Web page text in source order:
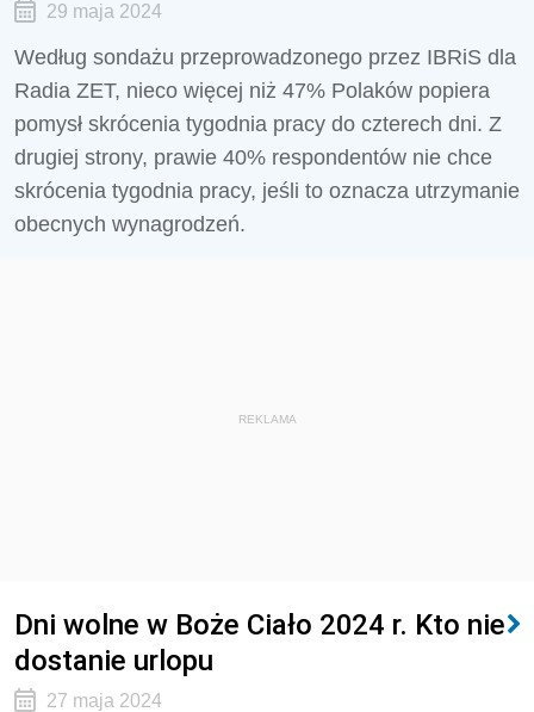
29 maja 2024
Według sondażu przeprowadzonego przez IBRiS dla
Radia ZET, nieco więcej niż 47% Polaków popiera
pomysł skrócenia tygodnia pracy do czterech dni. Z
drugiej strony, prawie 40% respondentów nie chce
skrócenia tygodnia pracy, jeśli to oznacza utrzymanie
obecnych wynagrodzeń.
REKLAMA
Dni wolne w Boże Ciało 2024 r. Kto nie
dostanie urlopu
27 maja 2024